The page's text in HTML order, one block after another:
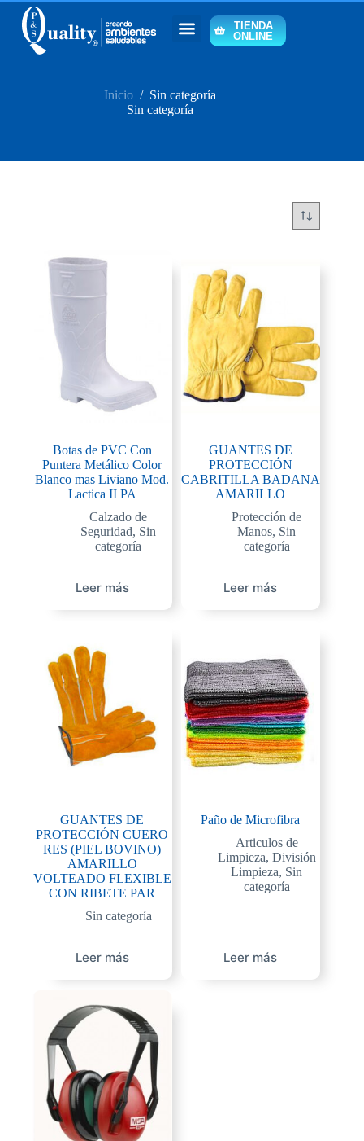
TIENDA
ONLINE
Inicio / Sin categoría
Sin categoría
Botas de PVC Con
Puntera Metálico Color
Blanco mas Liviano Mod.
Lactica II PA
Calzado de
Seguridad, Sin
categoría
Leer más
GUANTES DE
PROTECCIÓN
CABRITILLA BADANA
AMARILLO
Protección de
Manos, Sin
categoría
Leer más
GUANTES DE
PROTECCIÓN CUERO
RES (PIEL BOVINO)
AMARILLO
VOLTEADO FLEXIBLE
CON RIBETE PAR
Sin categoría
Leer más
Paño de Microfibra
Articulos de
Limpieza, División
Limpieza, Sin
categoría
Leer más